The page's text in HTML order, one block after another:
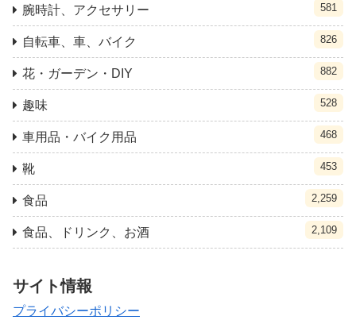
腕時計、アクセサリー 581
自転車、車、バイク 826
花・ガーデン・DIY 882
趣味 528
車用品・バイク用品 468
靴 453
食品 2,259
食品、ドリンク、お酒 2,109
サイト情報
プライバシーポリシー